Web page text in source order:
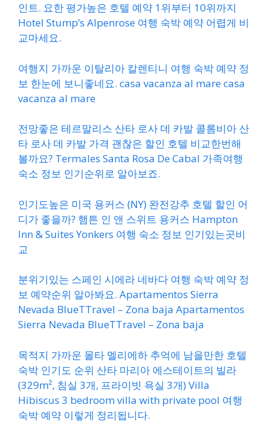
인트. 요한 평가높은 호텔 예약 1위부터 10위까지
Hotel Stump’s Alpenrose 여행 숙박 예약 어렵게 비
교마세요.
여행지 가까운 이탈리아 칼렌티니 여행 숙박 예약 정
보 한눈에 보니좋네요. casa vacanza al mare casa
vacanza al mare
전망좋은 테르말리스 산타 로사 데 카발 콜롬비아 산
타 로사 데 카발 가격 괜찮은 할인 호텔 비교한번해
볼까요? Termales Santa Rosa De Cabal 가족여행
숙소 정보 인기순위로 알아보죠.
인기도높은 미국 용커스 (NY) 완전강추 호텔 할인 어
디가 좋을까? 햄튼 인 앤 스위트 용커스 Hampton
Inn & Suites Yonkers 여행 숙소 정보 인기있는곳비
교
분위기있는 스페인 시에라 네바다 여행 숙박 예약 정
보 예약순위 알아봐요. Apartamentos Sierra
Nevada BlueTTravel – Zona baja Apartamentos
Sierra Nevada BlueTTravel – Zona baja
목적지 가까운 몰타 멜리에하 추억에 남을만한 호텔
숙박 인기도 순위 산타 마리아 에스테이트의 빌라
(329m², 침실 3개, 프라이빗 욕실 3개) Villa
Hibiscus 3 bedroom villa with private pool 여행
숙박 예약 이렇게 정리됩니다.